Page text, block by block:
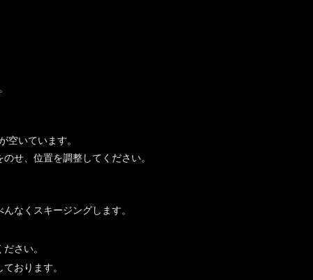
いています。
せ、位置を調整してください。
なくスキージングします。
さい。
おります。